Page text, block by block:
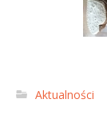
Aktualności